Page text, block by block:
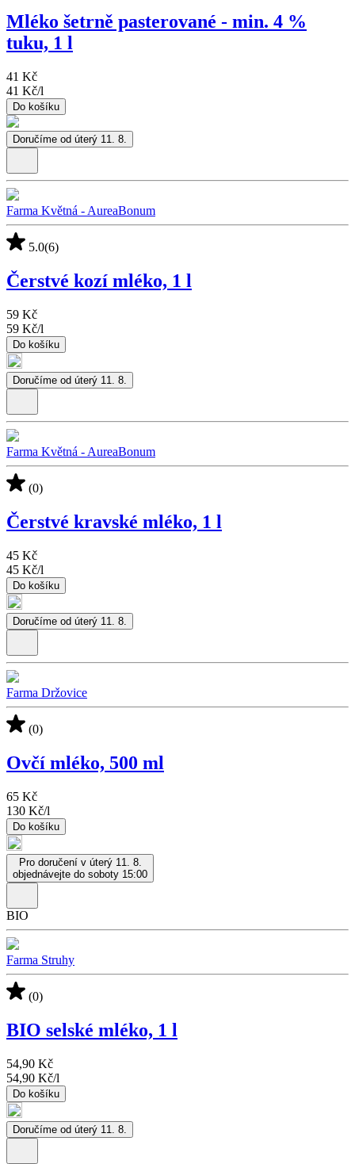
Mléko šetrně pasterované - min. 4 %
tuku, 1 l
41 Kč
41 Kč/l
Do košíku
Doručíme od úterý 11. 8.
Farma Květná - AureaBonum
5.0(6)
Čerstvé kozí mléko, 1 l
59 Kč
59 Kč/l
Do košíku
Doručíme od úterý 11. 8.
Farma Květná - AureaBonum
(0)
Čerstvé kravské mléko, 1 l
45 Kč
45 Kč/l
Do košíku
Doručíme od úterý 11. 8.
Farma Držovice
(0)
Ovčí mléko, 500 ml
65 Kč
130 Kč/l
Do košíku
Pro doručení v úterý 11. 8.
objednávejte do soboty 15:00
BIO
Farma Struhy
(0)
BIO selské mléko, 1 l
54,90 Kč
54,90 Kč/l
Do košíku
Doručíme od úterý 11. 8.